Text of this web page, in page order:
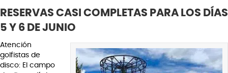
RESERVAS CASI COMPLETAS PARA LOS DÍAS
5 Y 6 DE JUNIO
Atención
golfistas de
disco: El campo